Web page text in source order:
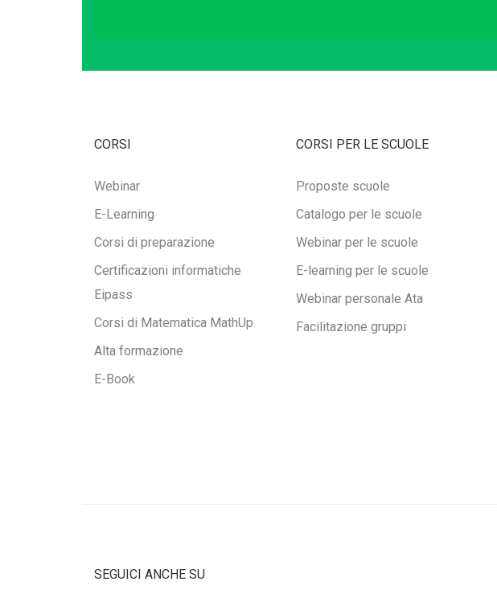
CORSI
Webinar
E-Learning
Corsi di preparazione
Certificazioni informatiche
Eipass
Corsi di Matematica MathUp
Alta formazione
E-Book
CORSI PER LE SCUOLE
Proposte scuole
Catalogo per le scuole
Webinar per le scuole
E-learning per le scuole
Webinar personale Ata
Facilitazione gruppi
SEGUICI ANCHE SU